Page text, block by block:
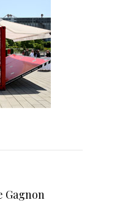
Gagnon